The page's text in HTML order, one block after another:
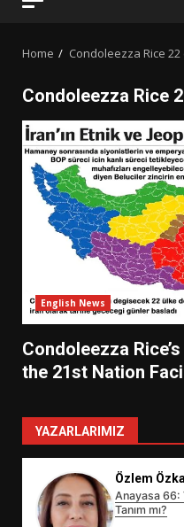
Home Condoleezza Rice
Condoleezza Rice
English News
Condoleezza
the 21st Nation
YAZARLARIMIZ
Özlem
Anayasa 66:
Tanım mı?